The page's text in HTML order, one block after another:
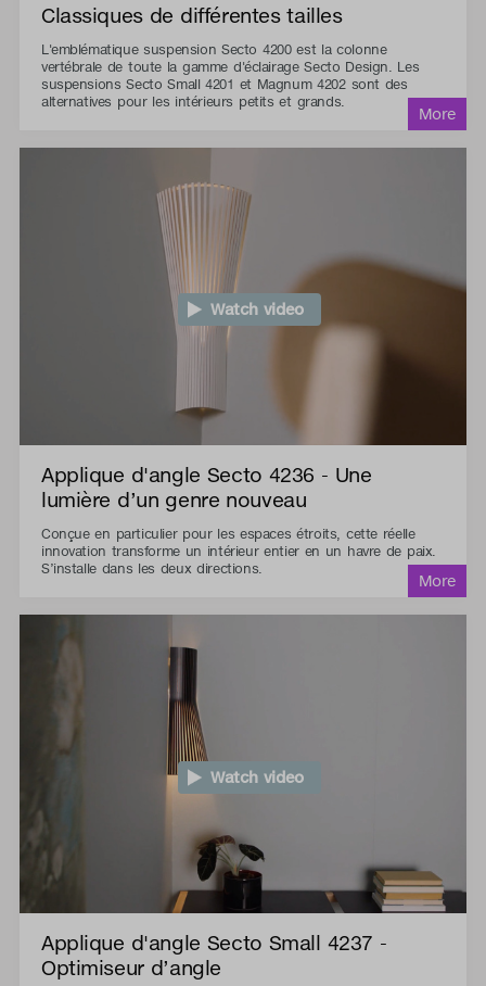
Classiques de différentes tailles
L'emblématique suspension Secto 4200 est la colonne
vertébrale de toute la gamme d'éclairage Secto Design. Les
suspensions Secto Small 4201 et Magnum 4202 sont des
alternatives pour les intérieurs petits et grands.
Watch video
Applique d'angle Secto 4236 - Une
lumière d’un genre nouveau
Conçue en particulier pour les espaces étroits, cette réelle
innovation transforme un intérieur entier en un havre de paix.
S’installe dans les deux directions.
Watch video
Applique d'angle Secto Small 4237 -
Optimiseur d’angle